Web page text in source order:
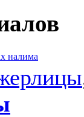
налима